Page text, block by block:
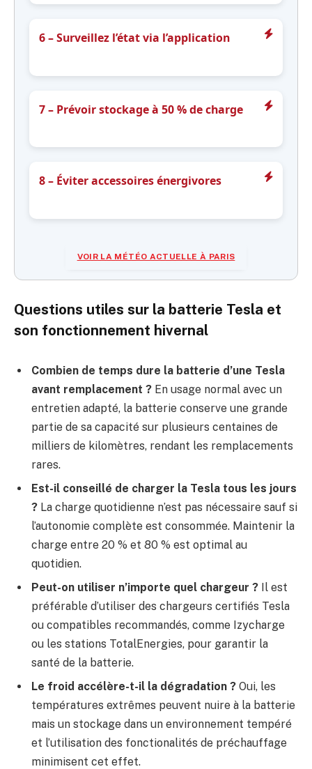
6 – Surveillez l’état via l’application
7 – Prévoir stockage à 50 % de charge
8 – Éviter accessoires énergivores
économiser la batterie.
VOIR LA MÉTÉO ACTUELLE À PARIS
Questions utiles sur la batterie Tesla et
son fonctionnement hivernal
Combien de temps dure la batterie d’une Tesla
avant remplacement ? En usage normal avec un
entretien adapté, la batterie conserve une grande
partie de sa capacité sur plusieurs centaines de
milliers de kilomètres, rendant les remplacements
rares.
Est-il conseillé de charger la Tesla tous les jours
? La charge quotidienne n’est pas nécessaire sauf si
l’autonomie complète est consommée. Maintenir la
charge entre 20 % et 80 % est optimal au
quotidien.
Peut-on utiliser n’importe quel chargeur ? Il est
préférable d’utiliser des chargeurs certifiés Tesla
ou compatibles recommandés, comme Izycharge
ou les stations TotalEnergies, pour garantir la
santé de la batterie.
Le froid accélère-t-il la dégradation ? Oui, les
températures extrêmes peuvent nuire à la batterie
mais un stockage dans un environnement tempéré
et l’utilisation des fonctionalités de préchauffage
minimisent cet effet.